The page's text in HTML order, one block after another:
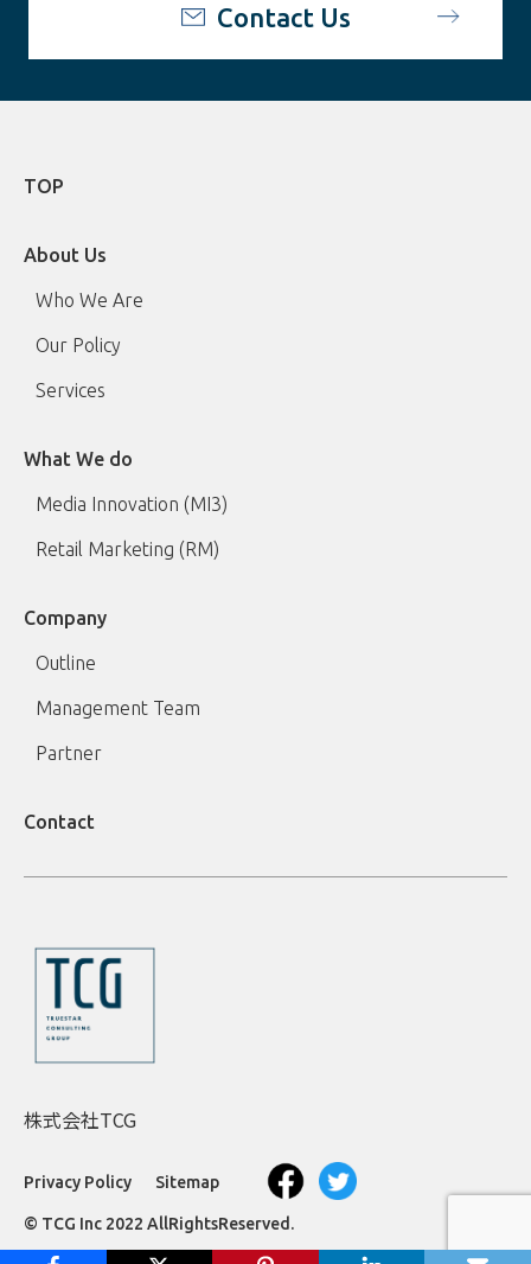
Contact Us
TOP
About Us
Who We Are
Our Policy
Services
What We do
Media Innovation (MI3)
Retail Marketing (RM)
Company
Outline
Management Team
Partner
Contact
株式会社TCG
Privacy Policy Sitemap
© TCG Inc 2022 AllRightsReserved.